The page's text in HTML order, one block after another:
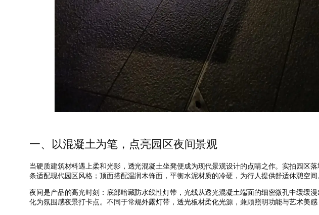
一、以混凝土为笔，点亮园区夜间景观
当硬质建筑材料遇上柔和光影，透光混凝土坐凳便成为现代景观设计的点睛之作。实拍园区
条适配现代园区风格；顶面搭配温润木饰面，平衡水泥材质的冷硬，为行人提供舒适休憩空间
夜间是产品的高光时刻：底部暗藏防水线性灯带，光线从透光混凝土端面的细密微孔中缓缓
化为氛围感夜景打卡点。不同于常规外露灯带，透光板材柔化光源，兼顾照明功能与艺术美感